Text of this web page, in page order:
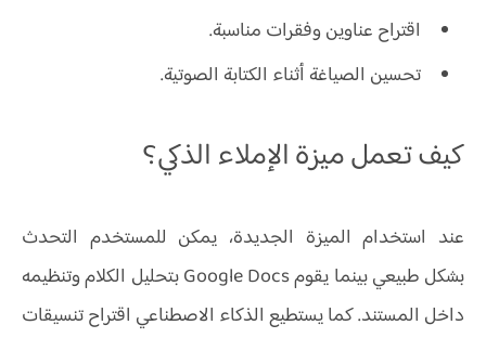
اقتراح عناوين وفقرات مناسبة.
تحسين الصياغة أثناء الكتابة الصوتية.
كيف تعمل ميزة الإملاء الذكي؟
عند استخدام الميزة الجديدة، يمكن للمستخدم التحدث
بشكل طبيعي بينما يقوم Google Docs بتحليل الكلام وتنظيمه
داخل المستند. كما يستطيع الذكاء الاصطناعي اقتراح تنسيقات